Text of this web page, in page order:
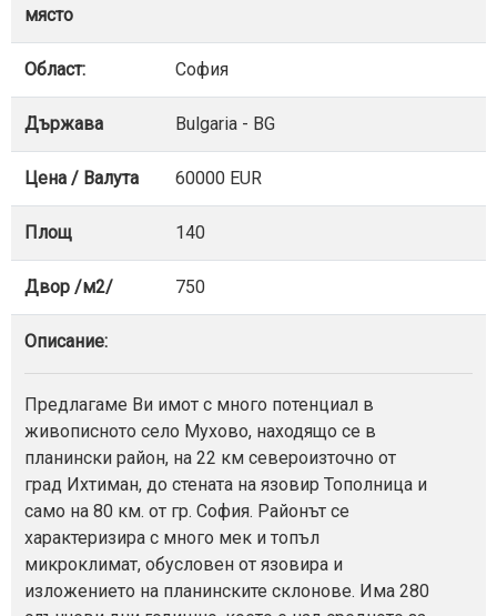
място
Област: София
Държава Bulgaria - BG
Цена / Валута 60000 EUR
Площ 140
Двор /м2/ 750
Описание:
Предлагаме Ви имот с много потенциал в
живописното село Мухово, находящо се в
планински район, на 22 км североизточно от
град Ихтиман, до стената на язовир Тополница и
само на 80 км. от гр. София. Районът се
характеризира с много мек и топъл
микроклимат, обусловен от язовира и
изложението на планинските склонове. Има 280